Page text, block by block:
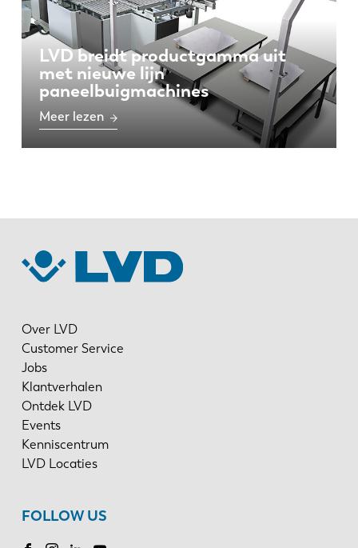
LVD breidt productgamma uit
met nieuwe lijn
paneelbuigmachines
Meer lezen
Over LVD
Customer Service
Jobs
Klantverhalen
Ontdek LVD
Events
Kenniscentrum
LVD Locaties
FOLLOW US